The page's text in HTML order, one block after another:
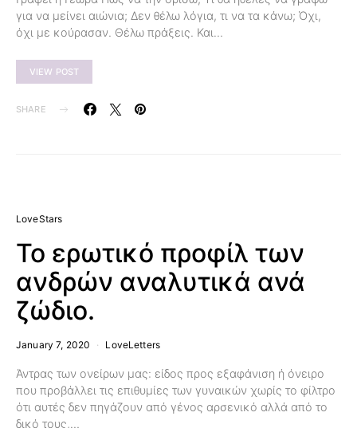
για να μείνει αιώνια; Δεν θέλω λόγια, τι να τα κάνω; Όχι,
όχι με κούρασαν. Θέλω πράξεις. Και…
VIEW POST
SHARE
LoveStars
Το ερωτικό προφίλ των
ανδρών αναλυτικά ανά
ζώδιο.
January 7, 2020 LoveLetters
Άντρας των ονείρων μας: είδος προς εξαφάνιση ή όνειρο
που προβάλλει τις επιθυμίες των γυναικών χωρίς το φίλτρο
ότι αυτές δεν πηγάζουν από γένος αρσενικό αλλά από το
δικό τους,…